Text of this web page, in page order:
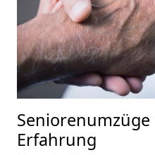
Seniorenumzüge
Erfahrung